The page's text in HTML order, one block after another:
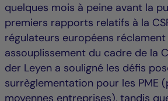
quelques mois à peine avant la
premiers rapports relatifs à la
régulateurs européens
assouplissement du cadre de la
der Leyen a souligné les défis
surrèglementation pour les PME
moyennes entreprises), tandis